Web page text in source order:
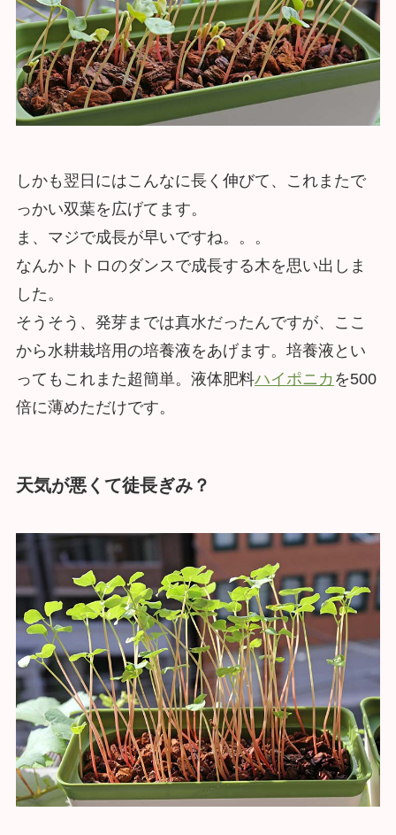
しかも翌日にはこんなに長く伸びて、これまたで
っかい双葉を広げてます。
ま、マジで成長が早いですね。。。
なんかトトロのダンスで成長する木を思い出しま
した。
そうそう、発芽までは真水だったんですが、ここ
から水耕栽培用の培養液をあげます。培養液とい
ってもこれまた超簡単。液体肥料ハイポニカ を500
倍に薄めただけです。
天気が悪くて徒長ぎみ？